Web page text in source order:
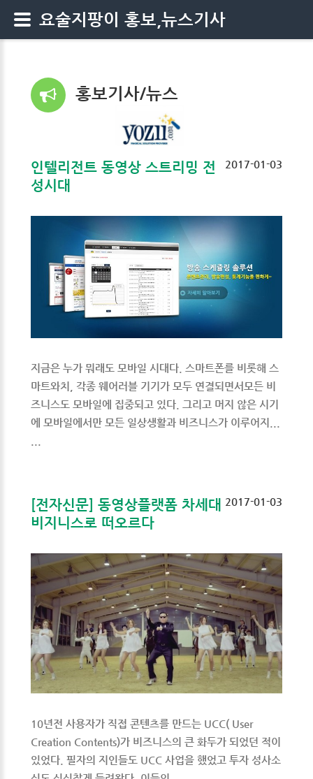
홍보기사/뉴스
2017-01-03
인텔리전트 동영상 스트리밍 전
성시대
지금은 누가 뭐래도 모바일 시대다. 스마트폰를 비롯해 스
마트와치, 각종 웨어러블 기기가 모두 연결되면서모든 비
즈니스도 모바일에 집중되고 있다. 그리고 머지 않은 시기
에 모바일에서만 모든 일상생활과 비즈니스가 이루어지...
2017-01-03
[전자신문] 동영상플랫폼 차세대
비지니스로 떠오르다
10년전 사용자가 직접 콘텐츠를 만드는 UCC( User
Creation Contents)가 비즈니스의 큰 화두가 되었던 적이
있었다. 필자의 지인들도 UCC 사업을 했었고 투자 성사소
요술지팡이 홍보,뉴스기사